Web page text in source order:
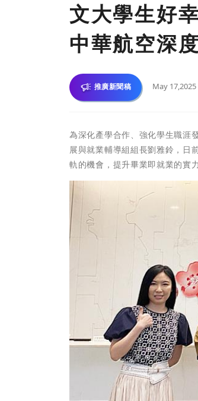
文大學生好
中華航空深
推廣新聞稿 May 17,2025
為深化產學合作、強化學生職涯
展與就業輔導組組長劉雅鈴，日
軌的機會，提升畢業即就業的實力